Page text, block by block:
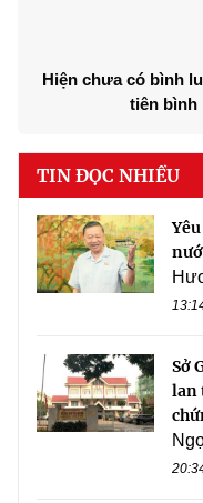
Hiện chưa có bình
tiên bình
TIN ĐỌC NHIỀU
Sở
lan